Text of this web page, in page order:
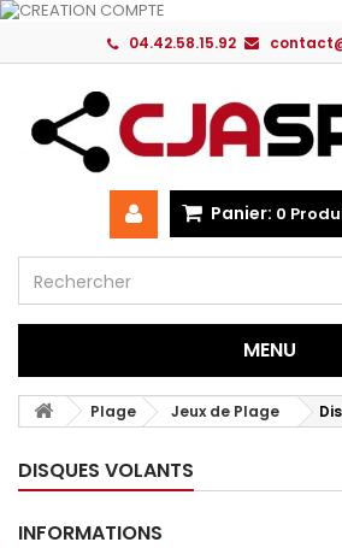
04.42.58.15.92
Panier: 0
MENU
Plage Jeux de Plage
DISQUES VOLANTS
INFORMATIONS